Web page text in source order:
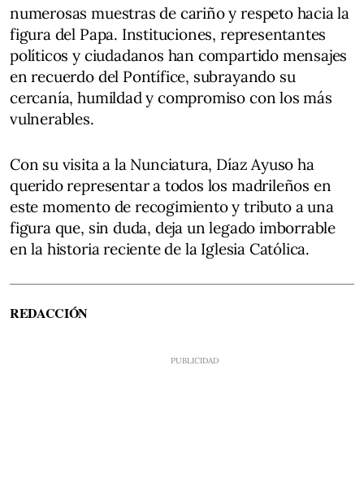
numerosas muestras de cariño y respeto hacia la
figura del Papa. Instituciones, representantes
políticos y ciudadanos han compartido mensajes
en recuerdo del Pontífice, subrayando su
cercanía, humildad y compromiso con los más
vulnerables.
Con su visita a la Nunciatura, Díaz Ayuso ha
querido representar a todos los madrileños en
este momento de recogimiento y tributo a una
figura que, sin duda, deja un legado imborrable
en la historia reciente de la Iglesia Católica.
REDACCIÓN